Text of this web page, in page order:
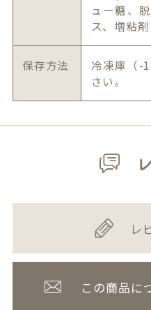
ュー糖、
ス、増粘剤
保存方法
冷凍庫（-
さい。
レ
この商品に